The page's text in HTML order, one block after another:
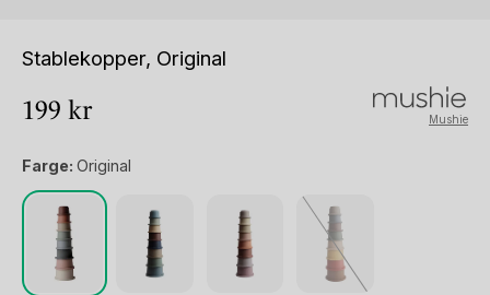
Stablekopper, Original
199 kr Mushie
Farge: Original